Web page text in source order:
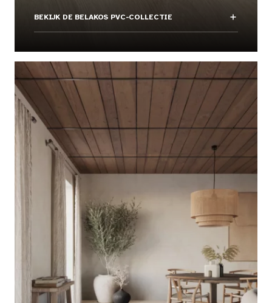
BEKIJK DE BELAKOS PVC-COLLECTIE